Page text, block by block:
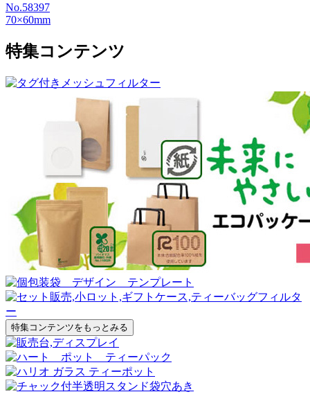
No.58397
70×60mm
特集コンテンツ
特集コンテンツをもっとみる